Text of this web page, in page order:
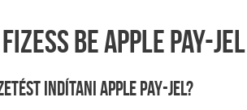
Be Apple Pay-
Indítani Apple Pay-jel?